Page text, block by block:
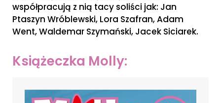
współpracują z nią tacy soliści jak: Jan
Ptaszyn Wróblewski, Lora Szafran, Adam
Went, Waldemar Szymański, Jacek Siciarek.
Książeczka Molly: